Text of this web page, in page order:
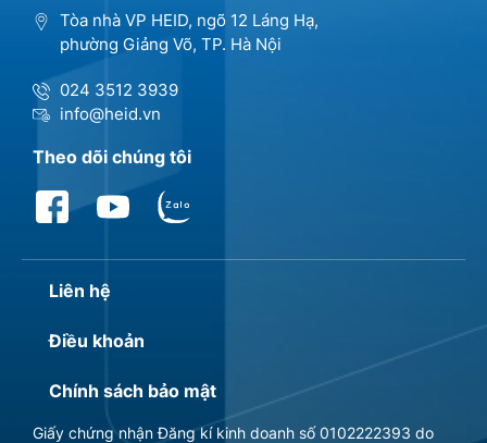
Tòa nhà VP HEID, ngõ 12 Láng Hạ,
phường Giảng Võ, TP. Hà Nội
024 3512 3939
info@heid.vn
Theo dõi chúng tôi
Liên hệ
Điều khoản
Chính sách bảo mật
Giấy chứng nhận Đăng kí kinh doanh số 0102222393 do